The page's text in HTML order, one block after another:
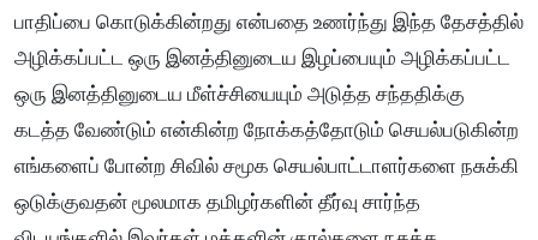
பாதிப்பை கொடுக்கின்றது என்பதை உணர்ந்து இந்த தேசத்தில்
அழிக்கப்பட்ட ஒரு இனத்தினுடைய இழப்பையும் அழிக்கப்பட்ட
ஒரு இனத்தினுடைய மீள்ச்சியையும் அடுத்த சந்ததிக்கு
கடத்த வேண்டும் என்கின்ற நோக்கத்தோடும் செயல்படுகின்ற
எங்களைப் போன்ற சிவில் சமூக செயல்பாட்டாளர்களை நசுக்கி
ஒடுக்குவதன் மூலமாக தமிழர்களின் தீர்வு சார்ந்த